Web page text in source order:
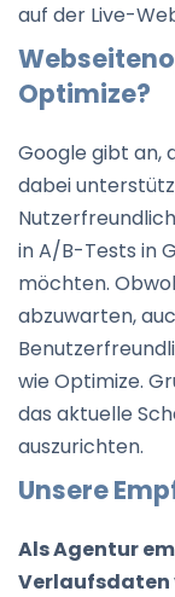
auf der Live-
Optimize?
Google gibt an,
dabei
in A/B-Tests in
möchten.
abzuwarten,
wie Optimize.
das aktuelle
auszurichten.
Unsere
Als Agentur
Verlaufsdaten